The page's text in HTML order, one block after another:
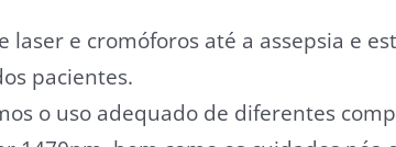
laser e cromóforos até a assepsia e
pacientes.
o uso adequado de diferentes